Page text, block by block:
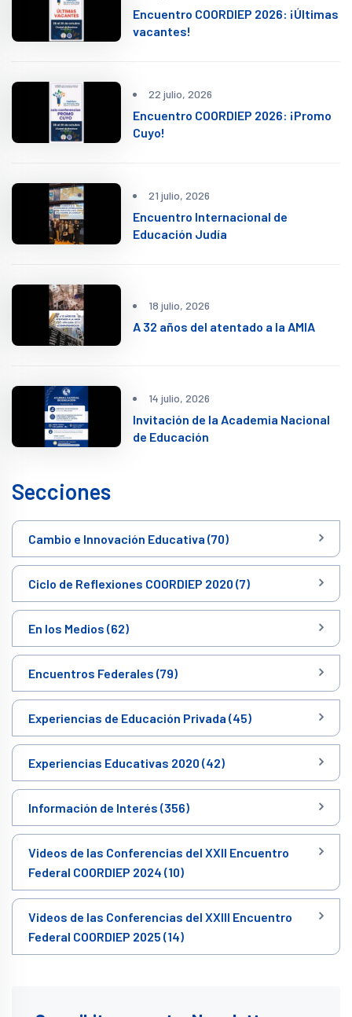
Encuentro COORDIEP 2026: ¡Últimas
vacantes!
22 julio, 2026
Encuentro COORDIEP 2026: ¡Promo
Cuyo!
21 julio, 2026
Encuentro Internacional de
Educación Judía
18 julio, 2026
A 32 años del atentado a la AMIA
14 julio, 2026
Invitación de la Academia Nacional
de Educación
Secciones
Cambio e Innovación Educativa (70)
Ciclo de Reflexiones COORDIEP 2020 (7)
En los Medios (62)
Encuentros Federales (79)
Experiencias de Educación Privada (45)
Experiencias Educativas 2020 (42)
Información de Interés (356)
Videos de las Conferencias del XXII Encuentro
Federal COORDIEP 2024 (10)
Videos de las Conferencias del XXIII Encuentro
Federal COORDIEP 2025 (14)